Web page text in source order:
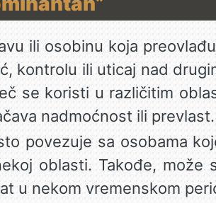
ili osobinu koja
kontrolu ili uticaj nad
se koristi u različitim
nadmoćnost ili prevlast.
povezuje sa osobama
oblasti. Takođe, može
u nekom vremenskom